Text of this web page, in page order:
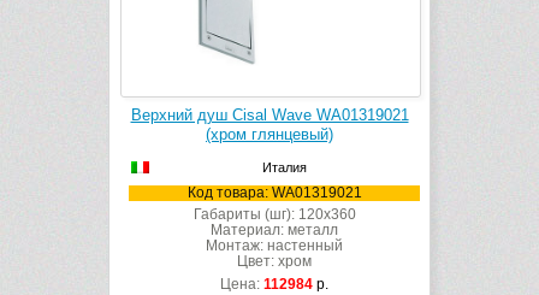
Верхний душ Cisal Wave WA01319021
(хром глянцевый)
Италия
Код товара: WA01319021
Габариты (шг): 120x360
Материал: металл
Монтаж: настенный
Цвет: хром
Цена: 112984 р.